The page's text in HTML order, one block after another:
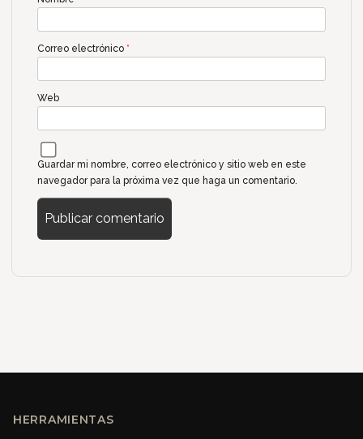
Correo electrónico *
Web
Guardar mi nombre, correo electrónico y sitio web en este
navegador para la próxima vez que haga un comentario.
HERRAMIENTAS